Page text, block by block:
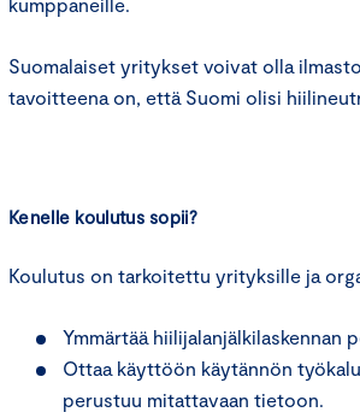
Suomalaiset yritykset voivat olla
tavoitteena on, että Suomi olisi
Kenelle koulutus sopii?
Koulutus on tarkoitettu yrityksille ja
Ymmärtää hiilijalanjälkilaskennan
Ottaa käyttöön käytännön
perustuu mitattavaan tietoon.